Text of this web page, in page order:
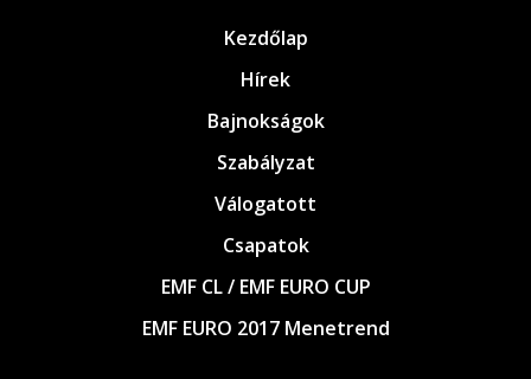
Kezdőlap
Hírek
Bajnokságok
Szabályzat
Válogatott
Csapatok
EMF CL / EMF EURO CUP
EMF EURO 2017 Menetrend